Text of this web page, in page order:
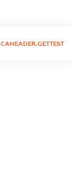
CAHEADER.GETTEST